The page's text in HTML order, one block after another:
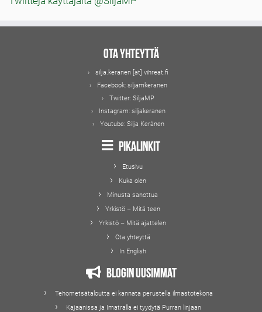
Ota yhteyttä
silja.keranen [ät] vihreat.fi
Facebook: siljamkeranen
Twitter: SiljaMP
Instagram: siljakeranen
Youtube: Silja Keränen
Pikalinkit
Etusivu
Kuka olen
Minusta sanottua
Yrkistö – Mitä teen
Yrkistö – Mitä ajattelen
Ota yhteyttä
In English
Blogin uusimmat
Tehometsätaloutta ei kannata perustella ilmastotekona
Kajaanissa ja Imatralla ei tyydytä Purran linjaan